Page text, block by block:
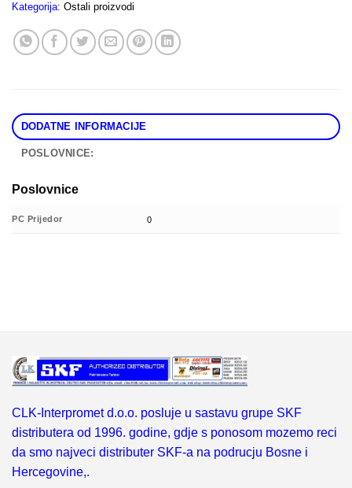
Kategorija: Ostali proizvodi
DODATNE INFORMACIJE
POSLOVNICE:
Poslovnice
PC Prijedor 0
CLK-Interpromet d.o.o. posluje u sastavu grupe SKF
distributera od 1996. godine, gdje s ponosom mozemo reci
da smo najveci distributer SKF-a na podrucju Bosne i
Hercegovine,.